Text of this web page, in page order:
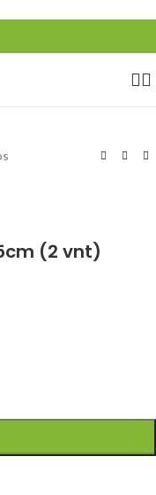
(2 vnt)